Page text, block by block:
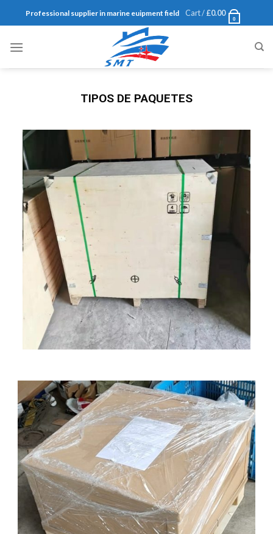
Professional supplier in marine euipment field Cart /£0.00
0
TIPOS DE PAQUETES